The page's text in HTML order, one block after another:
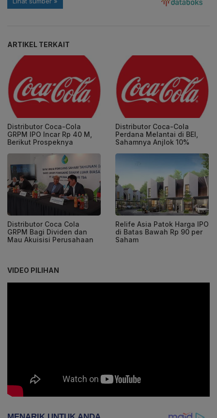
ARTIKEL TERKAIT
Distributor Coca-Cola
GRPM IPO Incar Rp 40 M,
Berikut Prospeknya
Distributor Coca-Cola
Perdana Melantai di BEI,
Sahamnya Anjlok 10%
Distributor Coca Cola
GRPM Bagi Dividen dan
Mau Akuisisi Perusahaan
Relife Asia Patok Harga IPO
di Batas Bawah Rp 90 per
Saham
VIDEO PILIHAN